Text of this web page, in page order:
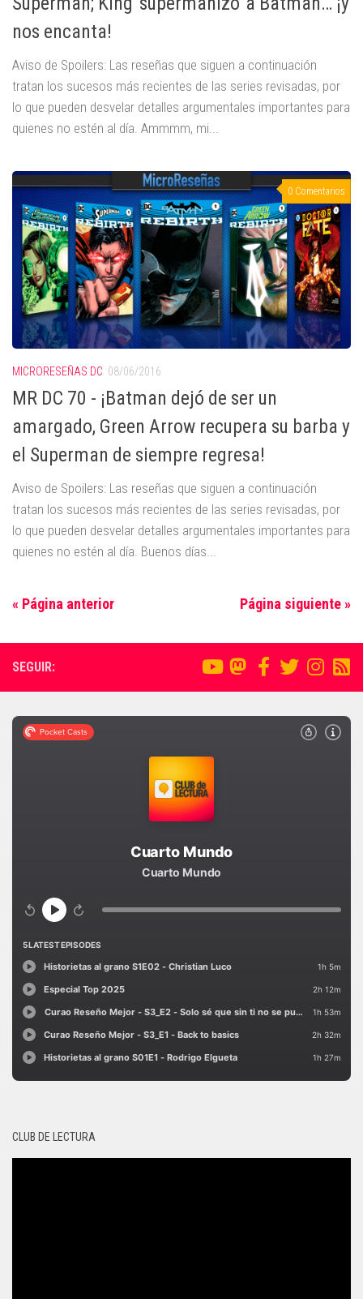
nos encanta!
Aviso de Spoilers: Las reseñas que siguen a continuación
tratan los sucesos más recientes de las series revisadas, por
lo que pueden desvelar detalles argumentales importantes para
quienes no estén al día. Ammmm, mi...
0 Comentarios
MICRORESEÑAS DC 08/06/2016
MR DC 70 - ¡Batman dejó de ser un
amargado, Green Arrow recupera su barba y
el Superman de siempre regresa!
Aviso de Spoilers: Las reseñas que siguen a continuación
tratan los sucesos más recientes de las series revisadas, por
lo que pueden desvelar detalles argumentales importantes para
quienes no estén al día. Buenos días...
« Página anterior Página siguiente »
SEGUIR:
CLUB DE LECTURA